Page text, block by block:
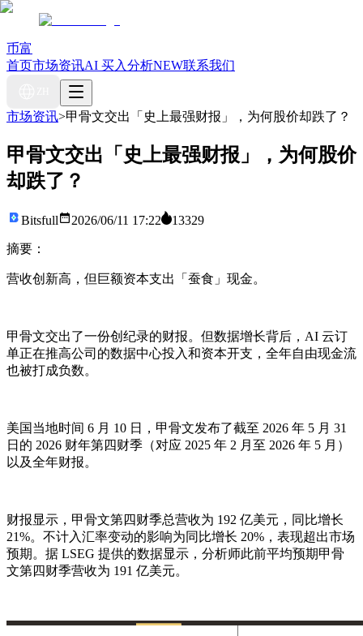
币富
首页市场资讯AI 买入分析NEW联系我们
市场资讯>甲骨文交出「史上最强财报」，为何股价却跌了？
甲骨文交出「史上最强财报」，为何股价
却跌了？
Bitsfull 2026/06/11 17:22 13329
摘要：
营收创新高，但巨额资本支出「蚕食」现金。
甲骨文交出了一份创纪录的财报。但数据增长背后，AI 云订
单正在推高公司的数据中心投入和资本开支，全年自由现金流
也被打成负数。
美国当地时间 6 月 10 日，甲骨文发布了截至 2026 年 5 月 31
日的 2026 财年第四财季（对应 2025 年 2 月至 2026 年 5 月）
以及全年财报。
财报显示，甲骨文第四财季总营收为 192 亿美元，同比增长
21%。不计入汇率变动的影响为同比增长 20%，表现超出市场
预期。据 LSEG 提供的数据显示，分析师此前平均预期甲骨
文第四财季营收为 191 亿美元。